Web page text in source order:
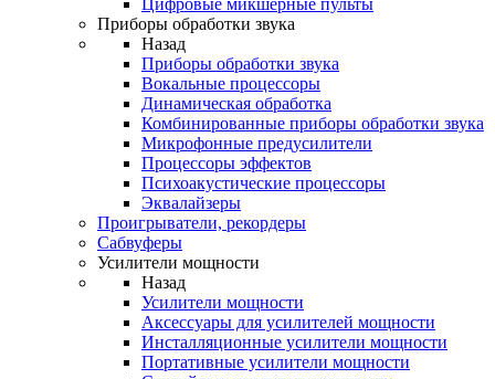
Цифровые микшерные пульты
Приборы обработки звука
Назад
Приборы обработки звука
Вокальные процессоры
Динамическая обработка
Комбинированные приборы обработки звука
Микрофонные предусилители
Процессоры эффектов
Психоакустические процессоры
Эквалайзеры
Проигрыватели, рекордеры
Сабвуферы
Усилители мощности
Назад
Усилители мощности
Аксессуары для усилителей мощности
Инсталляционные усилители мощности
Портативные усилители мощности